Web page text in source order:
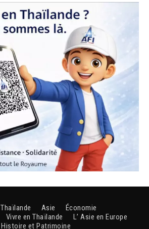
Thaïlande Asie
Économie
Vivre en Thaïlande
L’ Asie en Europe
Histoire et Patrimoine